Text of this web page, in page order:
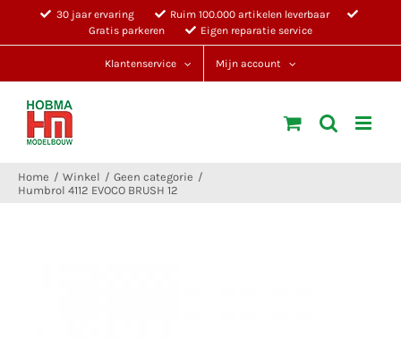
30 jaar ervaring
Ruim 100.000 artikelen leverbaar
Gratis parkeren
Eigen reparatie service
Klantenservice Mijn account
Home Winkel
Geen categorie
Humbrol 4112 EVOCO BRUSH 12